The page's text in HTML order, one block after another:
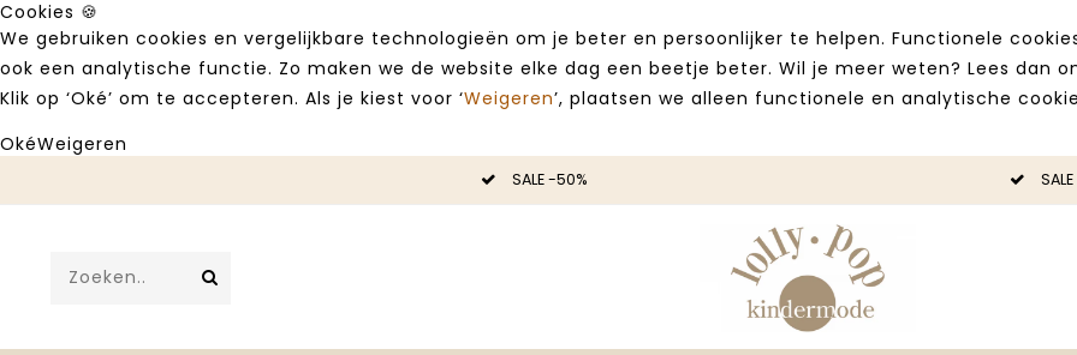
Cookies 🍪
We gebruiken cookies en vergelijkbare technologieën om je beter en persoonlijker te helpen. Functionele
ook een analytische functie. Zo maken we de website elke dag een beetje beter. Wil je meer weten? Lees dan
Klik op ‘Oké’ om te accepteren. Als je kiest voor ‘Weigeren’, plaatsen we alleen functionele en analytische
OkéWeigeren
SALE -50%